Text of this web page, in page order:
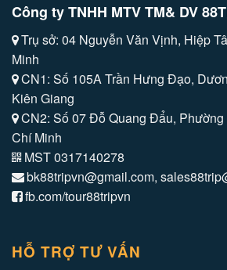
Công ty TNHH MTV TM& DV
Trụ sở: 04 Nguyễn Văn Vịnh, Hiệp
Minh
CN1: Số 105A Trần Hưng Đạo,
Kiên Giang
CN2: Số 07 Đỗ Quang Đẩu,
Chí Minh
MST 0317140278
bk88tripvn@gmail.com,
fb.com/tour88tripvn
HỖ TRỢ TƯ VẤN